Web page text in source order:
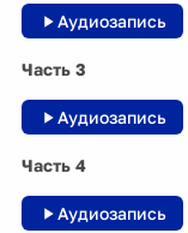
Аудиозапись
Часть 3
Аудиозапись
Часть 4
Аудиозапись